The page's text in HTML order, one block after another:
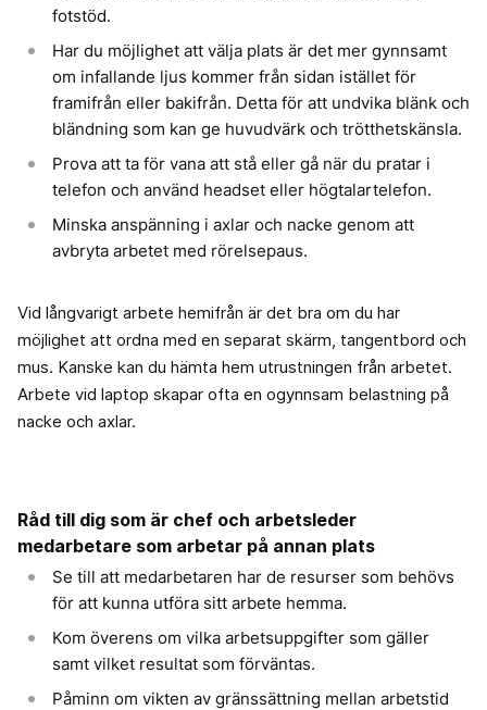
fotstöd.
Har du möjlighet att välja plats är det mer gynnsamt
om infallande ljus kommer från sidan istället för
framifrån eller bakifrån. Detta för att undvika blänk och
bländning som kan ge huvudvärk och trötthetskänsla.
Prova att ta för vana att stå eller gå när du pratar i
telefon och använd headset eller högtalartelefon.
Minska anspänning i axlar och nacke genom att
avbryta arbetet med rörelsepaus.
Vid långvarigt arbete hemifrån är det bra om du har
möjlighet att ordna med en separat skärm, tangentbord och
mus. Kanske kan du hämta hem utrustningen från arbetet.
Arbete vid laptop skapar ofta en ogynnsam belastning på
nacke och axlar.
Råd till dig som är chef och arbetsleder
medarbetare som arbetar på annan plats
Se till att medarbetaren har de resurser som behövs
för att kunna utföra sitt arbete hemma.
Kom överens om vilka arbetsuppgifter som gäller
samt vilket resultat som förväntas.
Påminn om vikten av gränssättning mellan arbetstid